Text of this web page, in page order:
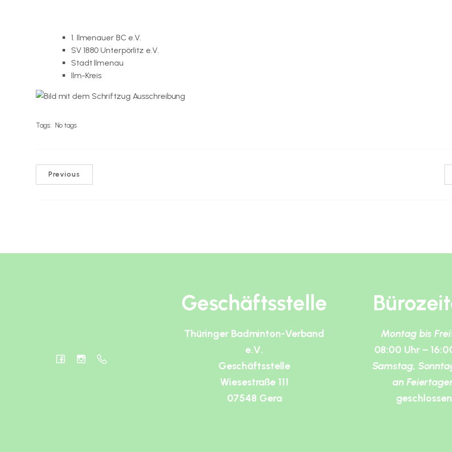
1. Ilmenauer BC e.V.
SV 1880 Unterpörlitz e.V.
Stadt Ilmenau
Ilm-Kreis
Tags: No tags
Previous
Geschäftsstelle
Thüringer Badminton-Verband
e.V.
Geschäftsstelle
Wiesestraße 111
07548 Gera
Montag bis
08:00 Uhr –
Samstag,
an
geschlossen